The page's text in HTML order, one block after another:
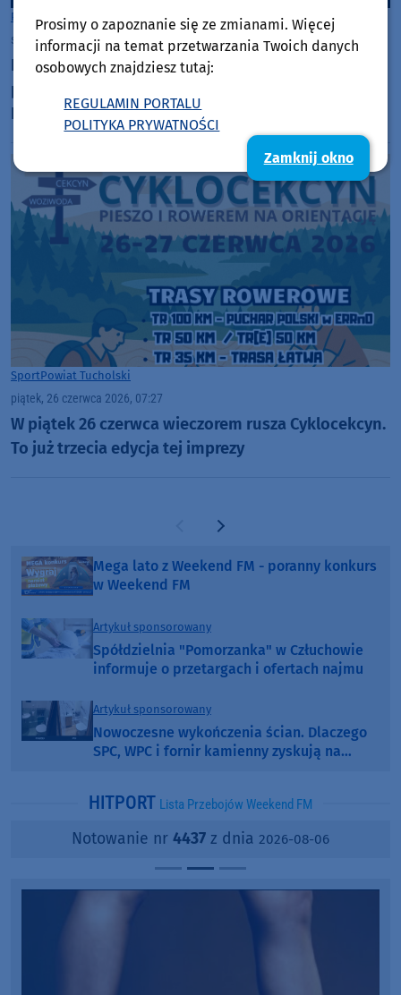
Powiat Tucholski
sobota, 27 czerwca 2026, 07:10
Fundacja "Ocalić pamięć" z Tucholi przygotowała
pierwszy zwiastun filmu "Medalik. Pięciu z Borów".
Premiera za rok
SportPowiat Tucholski
piątek, 26 czerwca 2026, 07:27
W piątek 26 czerwca wieczorem rusza Cyklocekcyn.
To już trzecia edycja tej imprezy
Poprzednia strona
Następna strona
Mega lato z Weekend FM - poranny konkurs
w Weekend FM
Artykuł sponsorowany
Spółdzielnia "Pomorzanka" w Człuchowie
informuje o przetargach i ofertach najmu
Artykuł sponsorowany
Nowoczesne wykończenia ścian. Dlaczego
SPC, WPC i fornir kamienny zyskują na
HITPORT Lista Przebojów Weekend FM
Notowanie nr 4437 z dnia 2026-08-06
Prosimy o zapoznanie się ze zmianami. Więcej
informacji na temat przetwarzania Twoich danych
osobowych znajdziesz tutaj:
REGULAMIN PORTALU
POLITYKA PRYWATNOŚCI
Zamknij okno